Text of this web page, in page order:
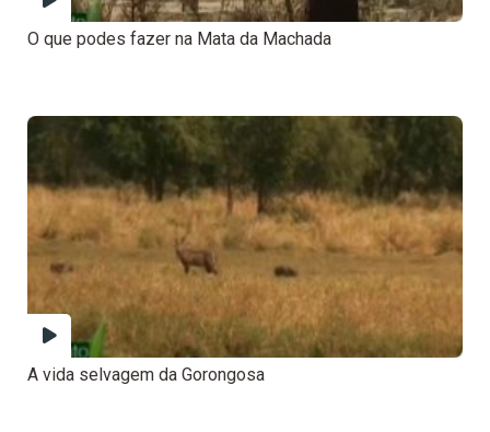
O que podes fazer na Mata da Machada
A vida selvagem da Gorongosa